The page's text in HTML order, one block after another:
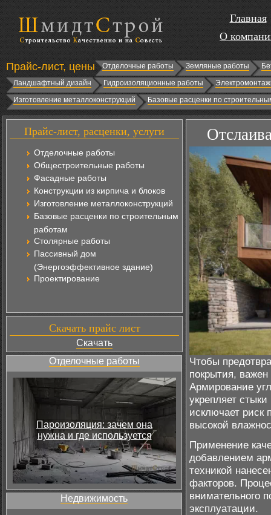
Главная
О
Прайс-лист, цены Отделочные работы Земляные работы
Ландшафтный дизайн
Гидроизоляционные работы
Изготовление металлоконструкций
Базовые расценки по
Прайс-лист, расценки, услуги
Отделочные работы
Общестроительные работы
Фасадные работы
Конструкции из кирпича и блоков
Изготовление металлоконструкций
Базовые расценки по строительным
работам
Столярные работы
Пассивный дом
(Энергоэффективное здание)
Проектирование
Скачать прайс лист
Скачать
Отделочные работы
Пароизоляция: зачем она
нужна и где используется
Недвижимость
Чтобы
покрытия,
Армирование
укрепляет
исключает риск
высокой
Применение
добавлением
техникой
факторов.
внимательного
эксплуатации.